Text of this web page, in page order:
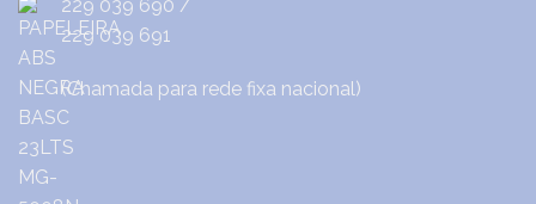
229 039 690 /
229 039 691
(Chamada para rede fixa nacional)